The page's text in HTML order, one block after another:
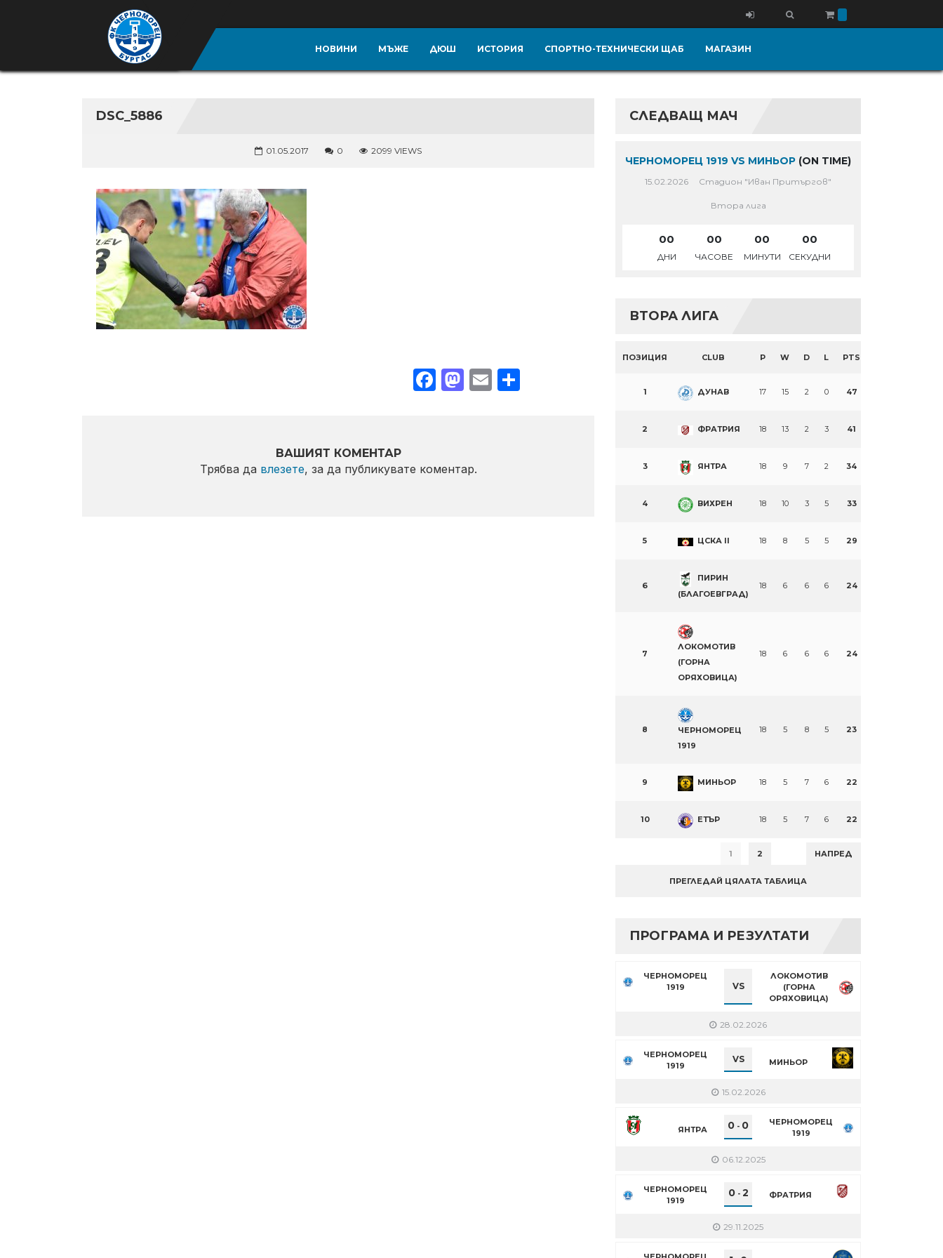
НОВИНИ МЪЖЕ ДЮШ ИСТОРИЯ СПОРТНО-ТЕХНИЧЕСКИ ЩАБ МАГАЗИН
DSC_5886
01.05.2017 0 2099 VIEWS
Facebook
Mastodon
EmailShare
ВАШИЯТ КОМЕНТАР
Трябва да влезете, за да публикувате коментар.
СЛЕДВАЩ МАЧ
ЧЕРНОМОРЕЦ 1919 VS МИНЬОР (ON TIME)
15.02.2026 Стадион "Иван Притъргов"
Втора лига
00
ДНИ
00
ЧАСОВЕ
00
МИНУТИ
00
СЕКУДНИ
ВТОРА ЛИГА
ПОЗИЦИЯ CLUB P W D L PTS
1 ДУНАВ 17 15 2 0 47
2 ФРАТРИЯ 18 13 2 3 41
3 ЯНТРА 18 9 7 2 34
4 ВИХРЕН 18 10 3 5 33
5 ЦСКА II 18 8 5 5 29
6
ПИРИН
(БЛАГОЕВГРАД)
18 6 6 6 24
7
ЛОКОМОТИВ
(ГОРНА
ОРЯХОВИЦА)
18 6 6 6 24
8
ЧЕРНОМОРЕЦ
1919
18 5 8 5 23
9 МИНЬОР 18 5 7 6 22
10 ЕТЪР 18 5 7 6 22
1 2 НАПРЕД
ПРЕГЛЕДАЙ ЦЯЛАТА ТАБЛИЦА
ПРОГРАМА И РЕЗУЛТАТИ
ЧЕРНОМОРЕЦ
1919
VS
ЛОКОМОТИВ
(ГОРНА
ОРЯХОВИЦА)
28.02.2026
ЧЕРНОМОРЕЦ
1919
VS МИНЬОР
15.02.2026
ЯНТРА 0 - 0
ЧЕРНОМОРЕЦ
1919
06.12.2025
ЧЕРНОМОРЕЦ
1919
0- 2 ФРАТРИЯ
29.11.2025